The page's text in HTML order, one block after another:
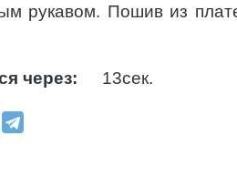
рукавом. Пошив из
через: 12сек.